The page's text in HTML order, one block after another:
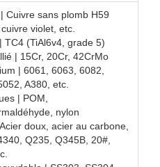
Cuivre sans plomb H59
violet, etc.
TC4 (TiAl6v4, grade 5)
| 15Cr, 20Cr, 42CrMo
| 6061, 6063, 6082,
A380, etc.
| POM,
nylon
doux, acier au carbone,
Q235, Q345B, 20#,